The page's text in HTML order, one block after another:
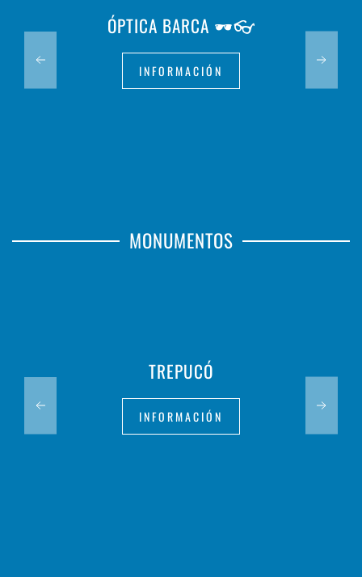
ÓPTICA BARCA 🕶️👓
INFORMACIÓN
MONUMENTOS
TREPUCÓ
INFORMACIÓN